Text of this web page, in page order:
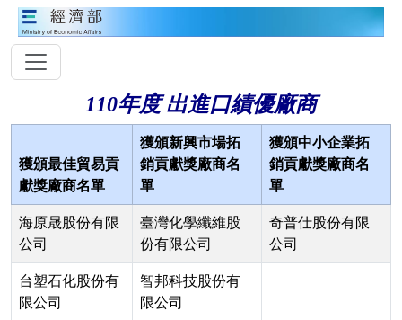
110年度 出進口績優廠商
獲頒最佳貿易貢
獻獎廠商名單
獲頒新興市場拓
銷貢獻獎廠商名
單
獲頒中小企業拓
銷貢獻獎廠商名
單
海原晟股份有限
公司
臺灣化學纖維股
份有限公司
奇普仕股份有限
公司
台塑石化股份有
限公司
智邦科技股份有
限公司